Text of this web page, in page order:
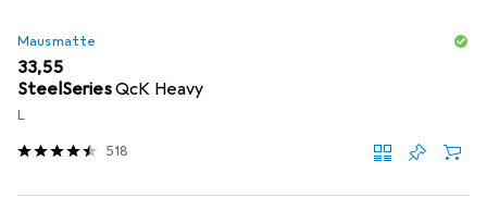
Mausmatte
EUR
33,55
SteelSeriesQcK Heavy
L
518